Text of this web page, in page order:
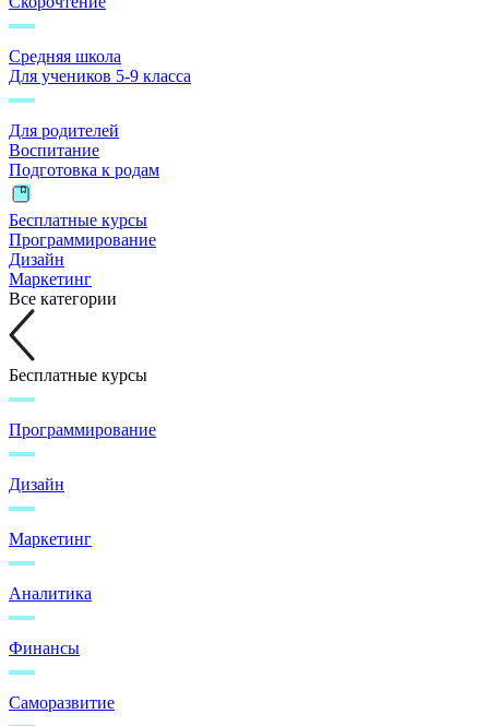
Средняя школа
Для учеников 5-9 класса
Для родителей
Воспитание
Подготовка к родам
Бесплатные курсы
Программирование
Дизайн
Маркетинг
Все категории
Бесплатные курсы
Программирование
Дизайн
Маркетинг
Аналитика
Финансы
Саморазвитие